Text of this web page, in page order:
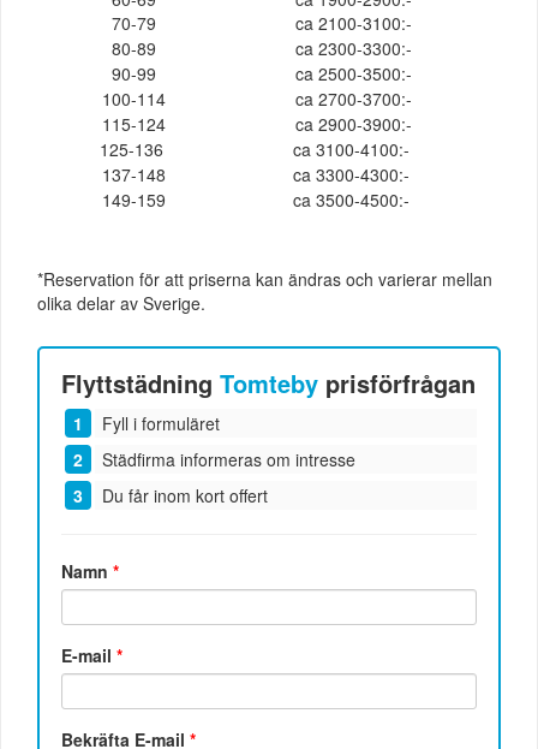
70-79
ca 2100-3100:-
80-89
ca 2300-3300:-
90-99
ca 2500-3500:-
100-114
ca 2700-3700:-
115-124
ca 2900-3900:-
125-136
ca 3100-4100:-
137-148
ca 3300-4300:-
149-159
ca 3500-4500:-
*Reservation för att priserna kan ändras och varierar mellan
olika delar av Sverige.
FlyttstädningTomteby prisförfrågan
Fyll i formuläret
Städfirma informeras om intresse
Du får inom kort offert
Namn*
E-mail*
Bekräfta E-mail*